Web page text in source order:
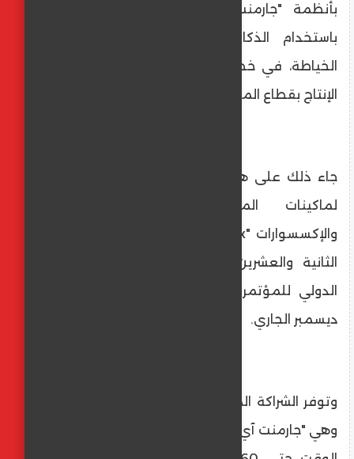
بأنظمة "جارمنت آي أو" للتصنيع المتطور
باستخدام الذكاء الاصطناعي في ماكينات
الخياطة، في خطوة تسهم في دعم عمليات
الإنتاج بقطاع الملابس الجاهزة في مصر.
جاء ذلك على هامش انعقاد المعرض الدولي
لماكينات الملابس وتقنيات الطباعة
الثانية والعشرين، والذي أقيم بمركز القاهرة
ديسمبر الجاري.
وتوفر الشراكة الموقعة تقنية تصنيع متطورة
وهي "جارمنت آي أو" التي تسهم في خفض هدر